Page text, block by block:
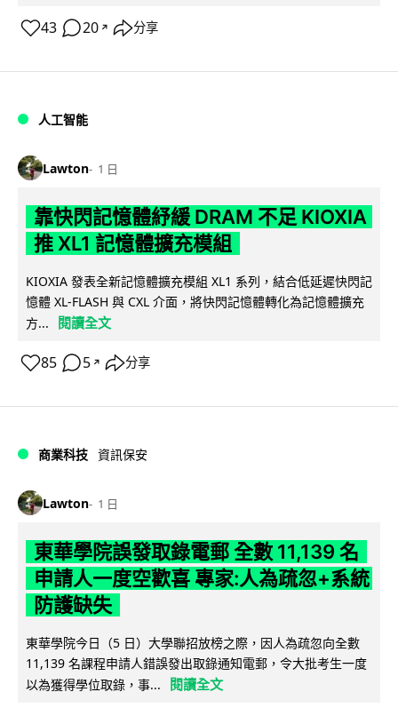
43 20 ↗ 分享
人工智能
Lawton 1 日
靠快閃記憶體紓緩 DRAM 不足 KIOXIA
推 XL1 記憶體擴充模組
KIOXIA 發表全新記憶體擴充模組 XL1 系列，結合低延遲快閃記
憶體 XL-FLASH 與 CXL 介面，將快閃記憶體轉化為記憶體擴充
方...
閱讀全文
85 5 ↗ 分享
商業科技 資訊保安
Lawton 1 日
東華學院誤發取錄電郵 全數 11,139 名
申請人一度空歡喜 專家:人為疏忽+系統
防護缺失
東華學院今日（5 日）大學聯招放榜之際，因人為疏忽向全數
11,139 名課程申請人錯誤發出取錄通知電郵，令大批考生一度
以為獲得學位取錄，事...
閱讀全文